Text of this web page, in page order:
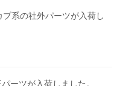
系の社外パーツが入荷し
ーツが入荷しました。